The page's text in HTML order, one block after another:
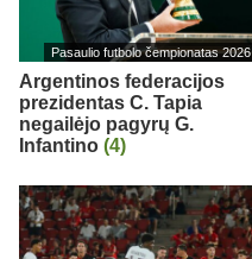
Pasaulio futbolo čempionatas 2026
Argentinos federacijos
prezidentas C. Tapia
negailėjo pagyrų G.
Infantino (4)